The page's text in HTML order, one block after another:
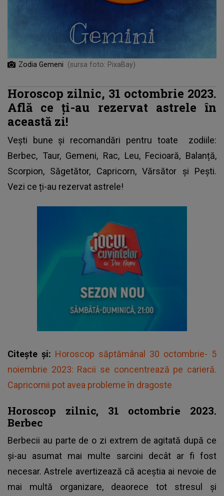
Zodia Gemeni (sursa foto: PixaBay)
Horoscop zilnic, 31 octombrie 2023.
Află ce ți-au rezervat astrele în
această zi!
Vești bune și recomandări pentru toate zodiile:
Berbec, Taur, Gemeni, Rac, Leu, Fecioară, Balanță,
Scorpion, Săgetător, Capricorn, Vărsător și Pești.
Vezi ce ți-au rezervat astrele!
Citește și: Horoscop săptămânal 30 octombrie- 5
noiembrie 2023: Racii se concentrează pe carieră.
Capricornii pot avea probleme în dragoste
Horoscop zilnic, 31 octombrie 2023.
Berbec
Berbecii au parte de o zi extrem de agitată după ce
și-au asumat mai multe sarcini decât ar fi fost
necesar. Astrele avertizează că aceștia ai nevoie de
mai multă organizare, deaorece tot stresul și